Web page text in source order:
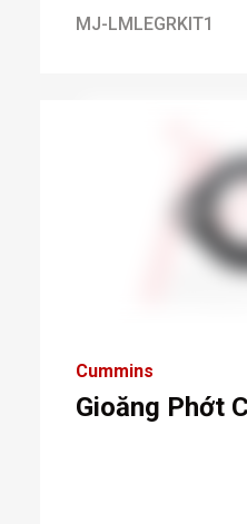
MJ-LMLEGRKIT1
Cummins
Gioăng Phớt